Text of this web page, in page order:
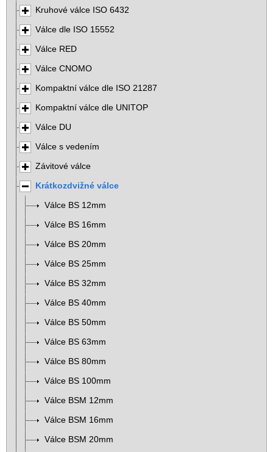
Kruhové válce ISO 6432
Válce dle ISO 15552
Válce RED
Válce CNOMO
Kompaktní válce dle ISO 21287
Kompaktní válce dle UNITOP
Válce DU
Válce s vedením
Závitové válce
Krátkozdvižné válce
Válce BS 12mm
Válce BS 16mm
Válce BS 20mm
Válce BS 25mm
Válce BS 32mm
Válce BS 40mm
Válce BS 50mm
Válce BS 63mm
Válce BS 80mm
Válce BS 100mm
Válce BSM 12mm
Válce BSM 16mm
Válce BSM 20mm